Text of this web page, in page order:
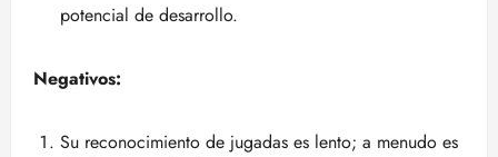
potencial de desarrollo.
Negativos:
Su reconocimiento de jugadas es lento; a menudo es